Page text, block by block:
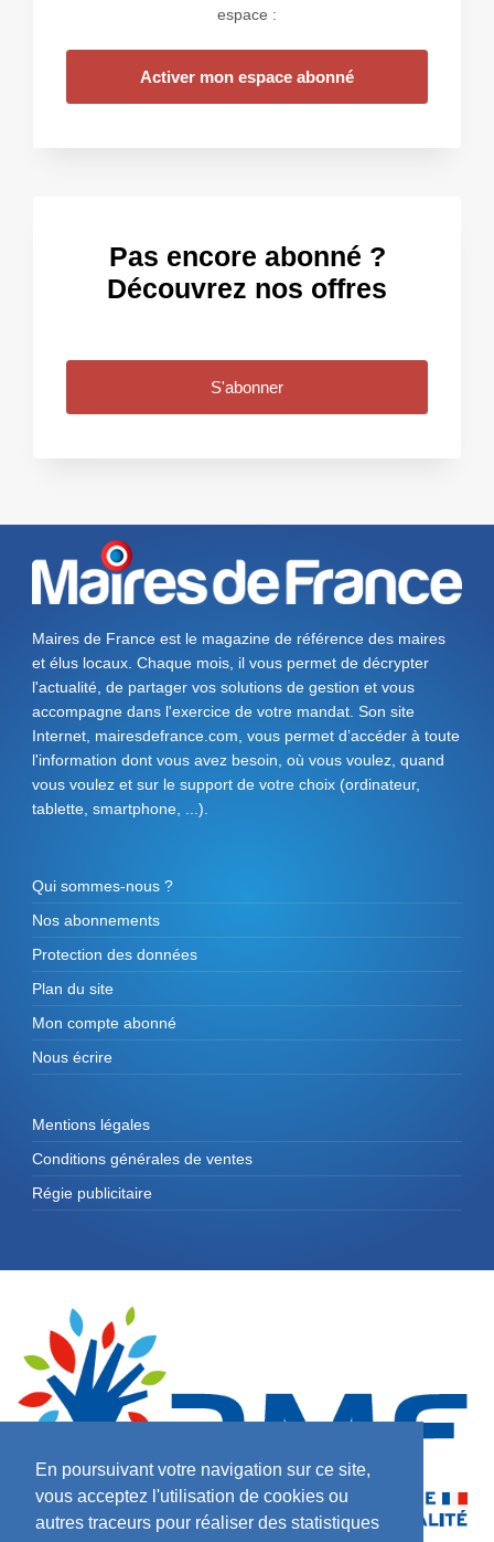
En poursuivant votre navigation sur ce site,
vous acceptez l'utilisation de cookies ou
autres traceurs pour réaliser des statistiques
espace :
Activer mon espace abonné
Pas encore abonné ?
Découvrez nos offres
S'abonner
Maires de France est le magazine de référence des maires
et élus locaux. Chaque mois, il vous permet de décrypter
l'actualité, de partager vos solutions de gestion et vous
accompagne dans l'exercice de votre mandat. Son site
Internet, mairesdefrance.com, vous permet d’accéder à toute
l'information dont vous avez besoin, où vous voulez, quand
vous voulez et sur le support de votre choix (ordinateur,
tablette, smartphone, ...).
Qui sommes-nous ?
Nos abonnements
Protection des données
Plan du site
Mon compte abonné
Nous écrire
Mentions légales
Conditions générales de ventes
Régie publicitaire